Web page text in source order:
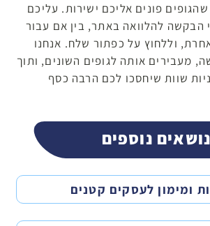
פונים אליכם ישירות. עליכם
הבקשה להלוואה באתר, בין אם עבור
וללחוץ על כפתור שלח. אנחנו
מעבירים אותה לגופים השונים, ותוך
שוות שיחסכו לכם הרבה כסף
נושאים נוספים
ומימון לעסקים קטנים